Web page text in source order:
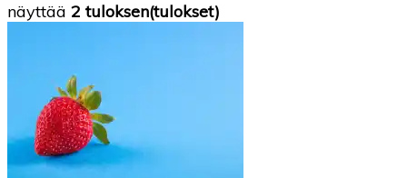
näyttää 2 tuloksen(tulokset)